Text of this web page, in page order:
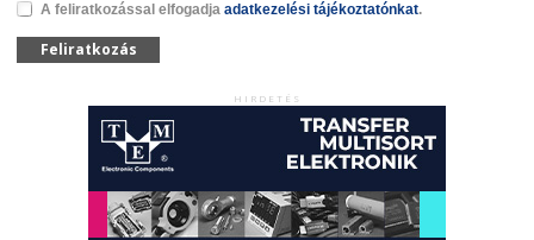
A feliratkozással elfogadja adatkezelési tájékoztatónkat.
Feliratkozás
HIRDETÉS